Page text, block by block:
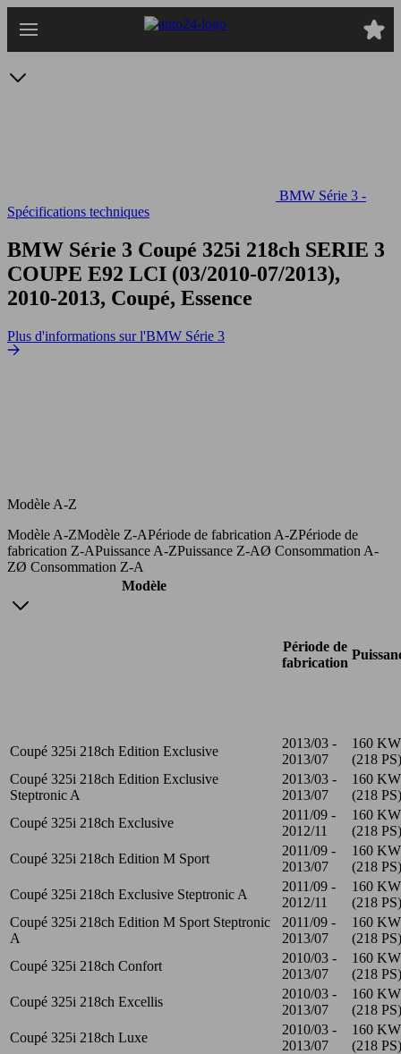
au
BMW Série 3 -
Spécifications techniques
BMW Série 3 Coupé 325i 218ch SERIE 3
COUPE E92 LCI (03/2010-07/2013),
2010-2013, Coupé, Essence
Plus d'informations sur l'BMW Série 3
Modèle A-Z
Modèle A-ZModèle Z-APériode de fabrication A-ZPériode de
fabrication Z-APuissance A-ZPuissance Z-AØ Consommation A-
ZØ Consommation Z-A
Modèle
Période de
fabrication
Coupé 325i 218ch Edition Exclusive
2013/03 -
2013/07
160 KW
(218 PS)
Coupé 325i 218ch Edition Exclusive
Steptronic A
2013/03 -
2013/07
160 KW
(218 PS)
Coupé 325i 218ch Exclusive
2011/09 -
2012/11
160 KW
(218 PS)
Coupé 325i 218ch Edition M Sport
2011/09 -
2013/07
160 KW
(218 PS)
Coupé 325i 218ch Exclusive Steptronic A
2011/09 -
2012/11
160 KW
(218 PS)
Coupé 325i 218ch Edition M Sport Steptronic
A
2011/09 -
2013/07
160 KW
(218 PS)
Coupé 325i 218ch Confort
2010/03 -
2013/07
160 KW
(218 PS)
Coupé 325i 218ch Excellis
2010/03 -
2013/07
160 KW
(218 PS)
Coupé 325i 218ch Luxe
2010/03 -
2013/07
160 KW
(218 PS)